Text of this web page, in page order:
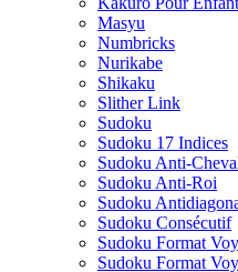
Masyu
Numbricks
Nurikabe
Shikaku
Slither Link
Sudoku
Sudoku 17 Indices
Sudoku Anti-
Sudoku Anti-Roi
Sudoku
Sudoku Consécutif
Sudoku Format
Sudoku Format